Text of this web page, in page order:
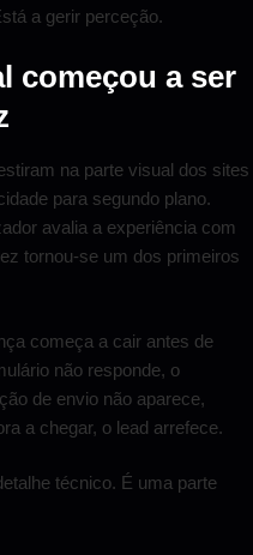
a gerir perceção.
começou a ser
na parte visual dos sites
para segundo plano.
avalia a experiência com
tornou-se um dos primeiros
começa a cair antes de
não responde, o
de envio não aparece,
a chegar, o lead arrefece.
técnico. É uma parte